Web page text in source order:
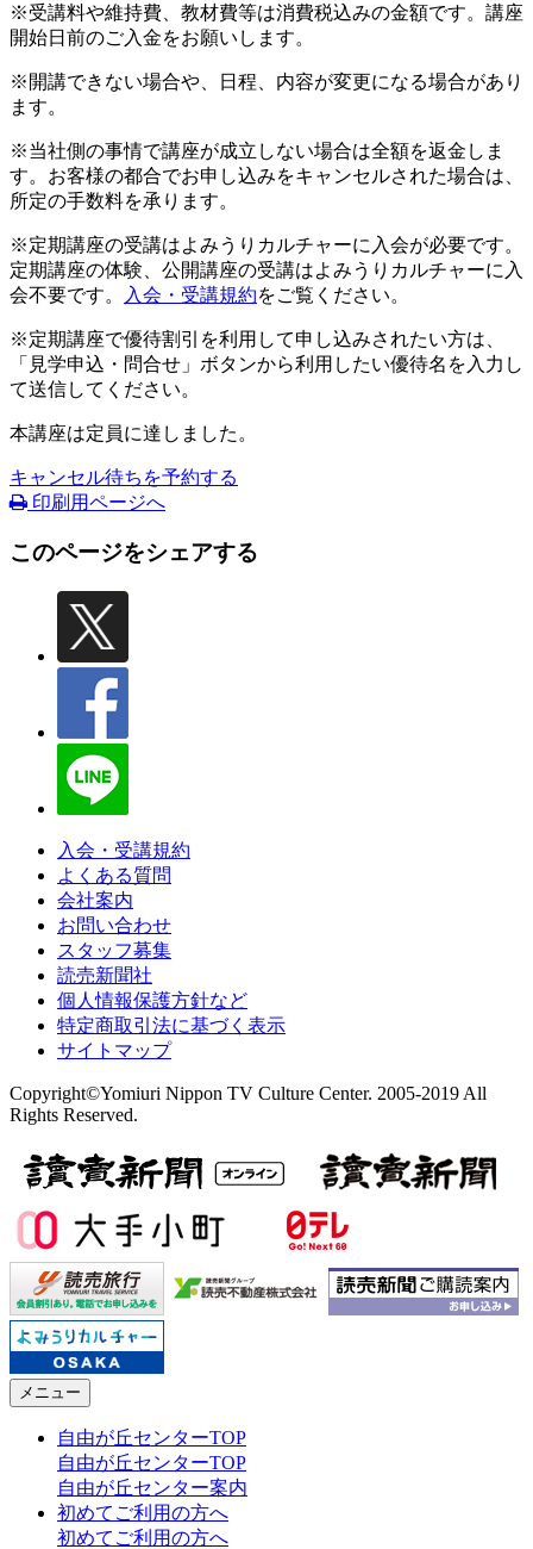
※受講料や維持費、教材費等は消費税込みの金額です。講座
開始日前のご入金をお願いします。
※開講できない場合や、日程、内容が変更になる場合があり
ます。
※当社側の事情で講座が成立しない場合は全額を返金しま
す。お客様の都合でお申し込みをキャンセルされた場合は、
所定の手数料を承ります。
※定期講座の受講はよみうりカルチャーに入会が必要です。
定期講座の体験、公開講座の受講はよみうりカルチャーに入
会不要です。
入会・受講規約をご覧ください。
※定期講座で優待割引を利用して申し込みされたい方は、
「見学申込・問合せ」ボタンから利用したい優待名を入力し
て送信してください。
本講座は定員に達しました。
キャンセル待ちを予約する
印刷用ページへ
このページをシェアする
入会・受講規約
よくある質問
会社案内
お問い合わせ
スタッフ募集
読売新聞社
個人情報保護方針など
特定商取引法に基づく表示
サイトマップ
Copyright©Yomiuri Nippon TV Culture Center. 2005-2019 All
Rights Reserved.
メニュー
自由が丘センターTOP
自由が丘センターTOP
自由が丘センター案内
初めてご利用の方へ
初めてご利用の方へ